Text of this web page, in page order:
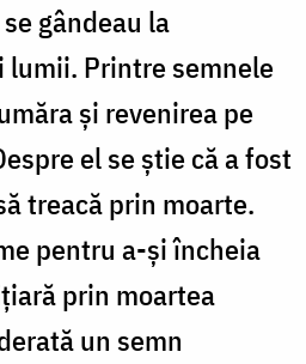
gândeau la
Printre semnele
și revenirea pe
el se știe că a fost
treacă prin moarte.
pentru a-și încheia
prin moartea
un semn